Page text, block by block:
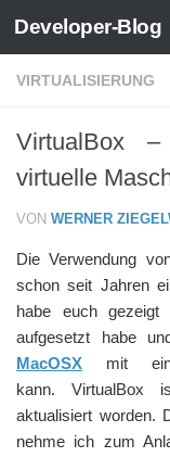
Zum Inhalt
Developer-Blog
VIRTUALISIERUNG
VirtualBox –
virtuelle
VON WERNER
Die Verwendung
schon seit Jahren
habe euch
aufgesetzt habe
MacOSX mit
kann.
aktualisiert worden.
nehme ich zum